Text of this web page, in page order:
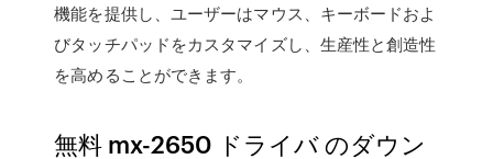
機能を提供し、ユーザーはマウス、キーボードおよ
びタッチパッドをカスタマイズし、生産性と創造性
を高めることができます。
無料 mx-2650 ドライバ のダウン